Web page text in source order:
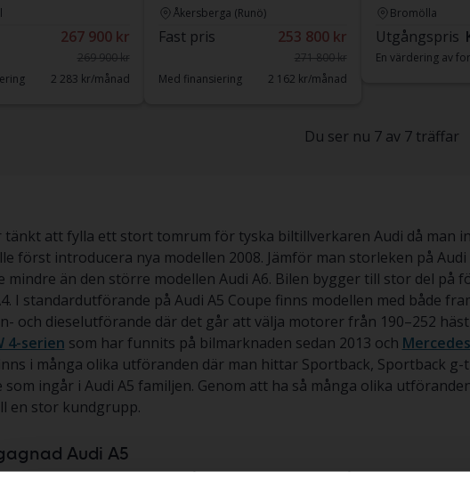
267 900 kr
269 900 kr
2 283 kr/månad
Åkersberga (Runö)
Fast pris 253 800 kr
271 800 kr
Med finansiering
2 162 kr/månad
Bromölla
Utgångspris
En värdering av
Du ser nu 7 av 7 träffar
tänkt att fylla ett stort tomrum för tyska biltillverkaren Audi då man
först introducera nya modellen 2008. Jämför man storleken på
mindre än den större modellen Audi A6. Bilen bygger till stor del på
I standardutförande på Audi A5 Coupe finns modellen med både
och dieselutförande där det går att välja motorer från 190–252
4-serien som har funnits på bilmarknaden sedan 2013 och
i många olika utföranden där man hittar Sportback, Sportback
som ingår i Audi A5 familjen. Genom att ha så många olika
en stor kundgrupp.
Audi A5